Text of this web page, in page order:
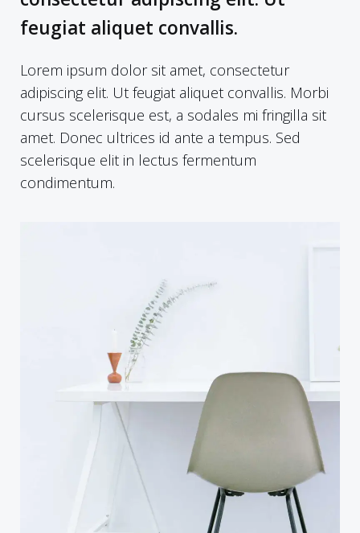
feugiat aliquet convallis.
Lorem ipsum dolor sit amet, consectetur
adipiscing elit. Ut feugiat aliquet convallis. Morbi
cursus scelerisque est, a sodales mi fringilla sit
amet. Donec ultrices id ante a tempus. Sed
scelerisque elit in lectus fermentum
condimentum.